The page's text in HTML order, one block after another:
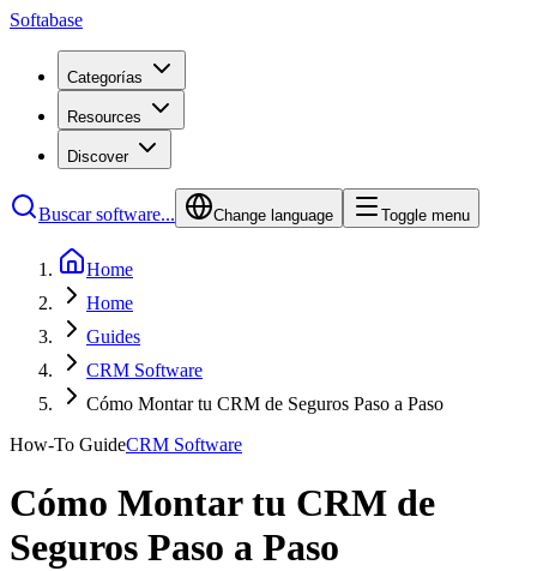
Softabase
Categorías
Resources
Discover
Buscar software... Change language Toggle menu
Home
Home
Guides
CRM Software
Cómo Montar tu CRM de Seguros Paso a Paso
How-To GuideCRM Software
Cómo Montar tu CRM de
Seguros Paso a Paso